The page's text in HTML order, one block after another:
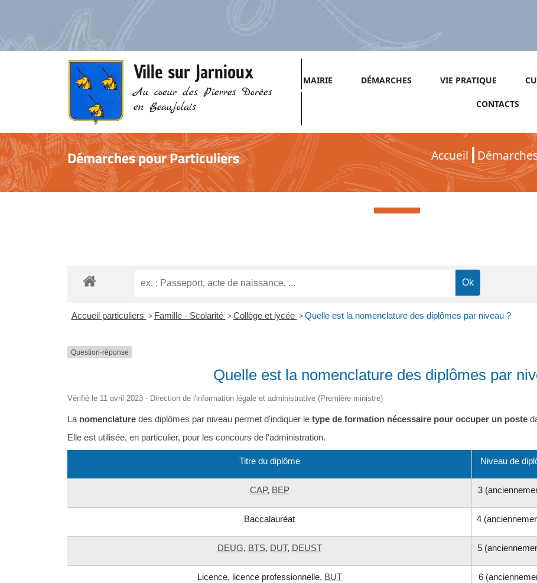
Ville sur Jarnioux
Au coeur des Pierres Dorées
en Beaujolais
MAIRIE DÉMARCHES VIE PRATIQUE
CONTACTS
Démarches pour Particuliers Accueil
Démarches pour Particuliers
Accueil particuliers > Famille - Scolarité > Collège et lycée > Quelle est la nomenclature des diplômes par niveau ?
Question-réponse
Quelle est la nomenclature des diplômes par
Vérifié le 11 avril 2023 - Direction de l'information légale et administrative (Première ministre)
La nomenclature des diplômes par niveau permet d'indiquer le type de formation nécessaire pour occuper un poste
Elle est utilisée, en particulier, pour les concours de l'administration.
Titre du diplôme Niveau de
CAP, BEP 3
Baccalauréat 4
DEUG, BTS, DUT, DEUST 5
Licence, licence professionnelle, BUT 6